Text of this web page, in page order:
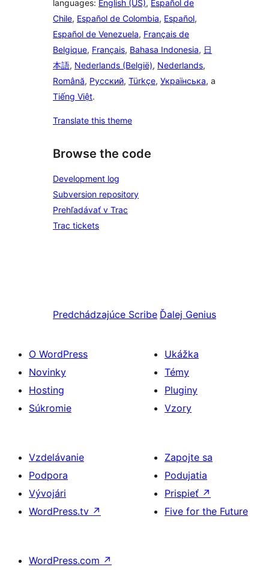
languages: English (US), Español de
Chile, Español de Colombia, Español,
Español de Venezuela, Français de
Belgique, Français, Bahasa Indonesia, 日
本語, Nederlands (België), Nederlands,
Română, Русский, Türkçe, Українська, a
Tiếng Việt.
Translate this theme
Browse the code
Development log
Subversion repository
Prehľadávať v Trac
Trac tickets
Predchádzajúce Scribe Ďalej Genius
O WordPress
Novinky
Hosting
Súkromie
Ukážka
Témy
Pluginy
Vzory
Vzdelávanie
Podpora
Vývojári
WordPress.tv ↗
Zapojte sa
Podujatia
Prispieť ↗
Five for the Future
WordPress.com ↗